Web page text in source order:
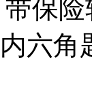
保
六